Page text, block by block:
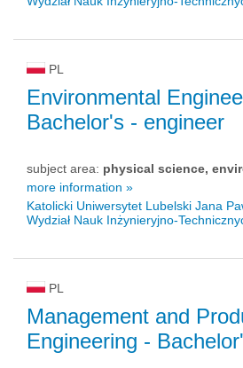
PL
Environmental
Bachelor's - engineer
subject area: physical science,
more information »
Katolicki Uniwersytet Lubelski Jana
Wydział Nauk Inżynieryjno-
PL
Management and
Engineering -